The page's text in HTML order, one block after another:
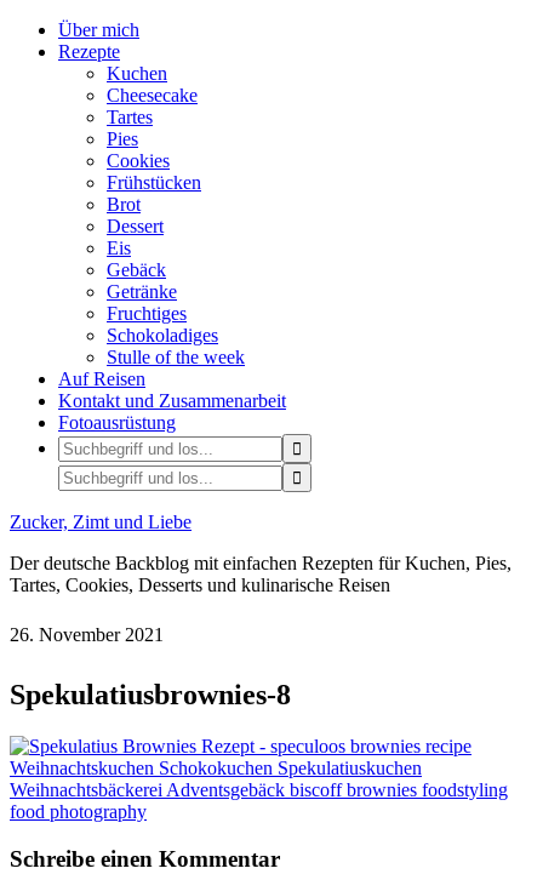
Über mich
Rezepte
Kuchen
Cheesecake
Tartes
Pies
Cookies
Frühstücken
Brot
Dessert
Eis
Gebäck
Getränke
Fruchtiges
Schokoladiges
Stulle of the week
Auf Reisen
Kontakt und Zusammenarbeit
Fotoausrüstung
Zucker, Zimt und Liebe
Der deutsche Backblog mit einfachen Rezepten für Kuchen, Pies,
Tartes, Cookies, Desserts und kulinarische Reisen
26. November 2021
Spekulatiusbrownies-8
Schreibe einen Kommentar